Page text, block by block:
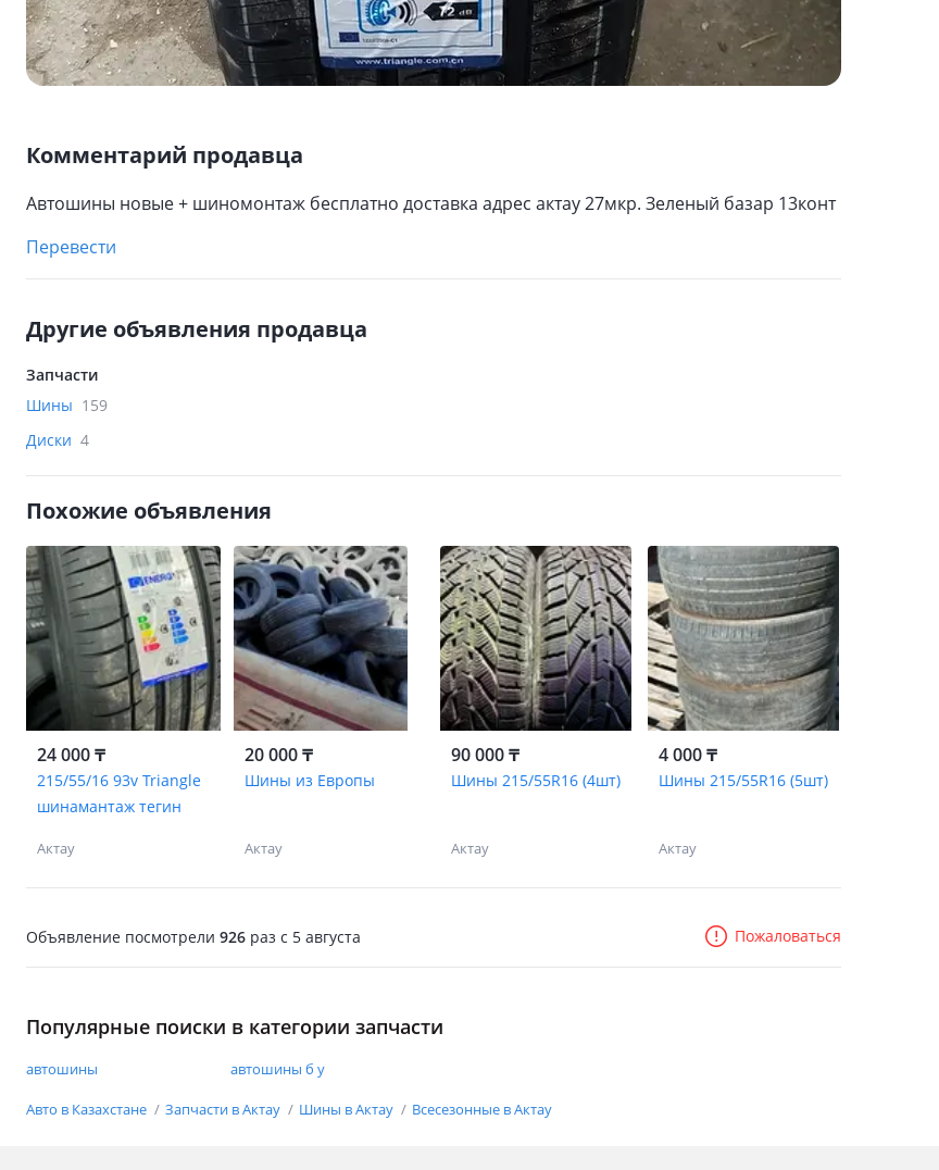
Комментарий продавца
Автошины новые + шиномонтаж бесплатно доставка адрес актау 27мкр. Зеленый базар 13конт
Перевести
Другие объявления продавца
Запчасти
Шины 159
Диски 4
Похожие объявления
24 000 ₸
215/55/16 93v Triangle
шинамантаж тегин
Актау
20 000 ₸
Шины из Европы
Актау
90 000 ₸
Шины 215/55R16 (4шт)
Актау
4 000 ₸
Шины 215/55R16 (5шт)
Актау
Объявление посмотрели 926 раз c 5 августа Пожаловаться
Популярные поиски в категории запчасти
автошины автошины б у
Авто в Казахстане Запчасти в Актау Шины в Актау Всесезонные в Актау